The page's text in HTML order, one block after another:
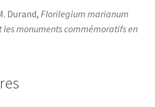
Durand, Florilegium marianum
les monuments commémoratifs en